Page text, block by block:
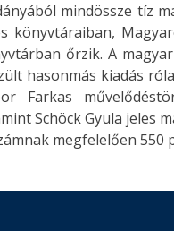
mindössze tíz
könyvtáraiban,
őrzik. A
hasonmás kiadás
Farkas
Schöck Gyula jeles
megfelelően 550